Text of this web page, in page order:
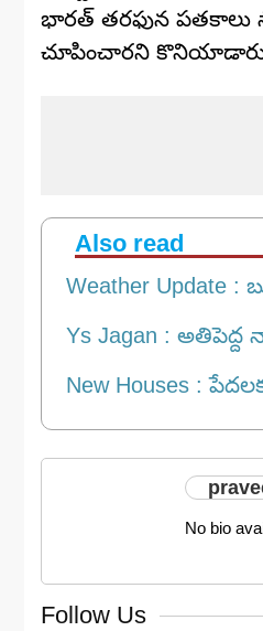
భారత్ తరఫున పతకాలు
చూపించారని కొనియాడారు.
Also read
Weather Update
Ys Jagan :
New Houses :
No bio
Follow Us